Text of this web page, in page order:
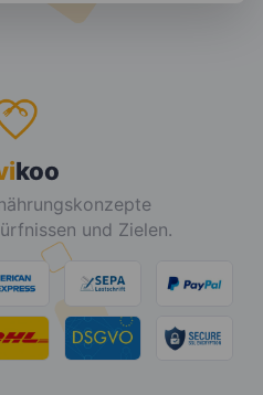
koo
und Zielen.